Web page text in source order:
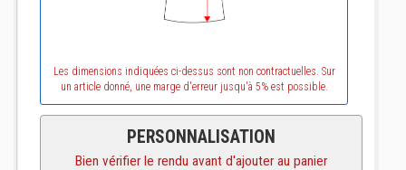
Les dimensions indiquées ci-dessus sont non contractuelles. Sur
un article donné, une marge d'erreur jusqu'à 5% est possible.
PERSONNALISATION
Bien vérifier le rendu avant d'ajouter au panier